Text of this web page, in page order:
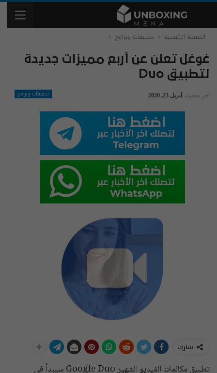
الصفحة الرئيسية تطبيقات وبرامج
غوغل تعلن عن أربع مميزات جديدة
لتطبيق Duo
تطبيقات وبرامج آخر تحديث أبريل 23, 2020
شارك
تطبيق مكالمات الفيديو الشهير Google Duo سيبدأ في